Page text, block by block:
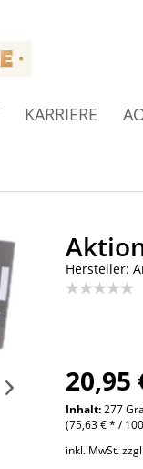
KARRIERE
Hersteller:
20,95
Inhalt:277
(75,63 € * /
inkl. MwSt.